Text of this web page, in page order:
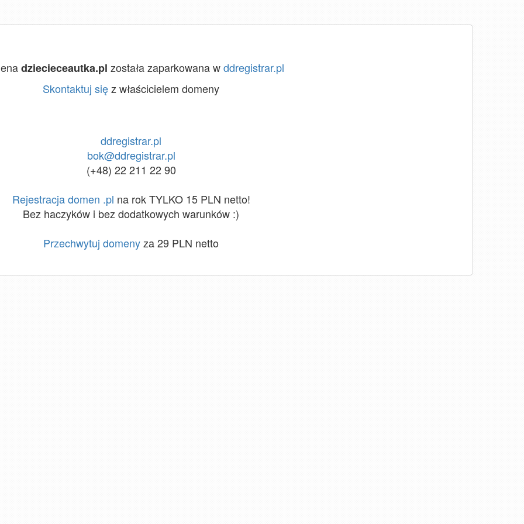
dziecieceautka.pl została zaparkowana wddregistrar.pl
Skontaktuj sięz właścicielem domeny
ddregistrar.pl
bok@ddregistrar.pl
(+48) 22 211 22 90
Rejestracja domen .pl na rok TYLKO 15 PLN netto!
Bez haczyków i bez dodatkowych warunków :)
Przechwytuj domenyza 29 PLN netto